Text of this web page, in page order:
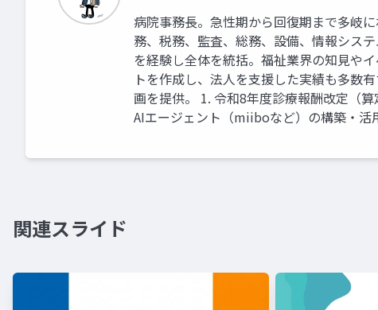
病院事務長。急性期から回復期まで多岐
務、税務、監査、総務、設備、情報シス
を経験し全体を統括。福祉業界の知見や
トを作成し、法人を支援した実績も多数
画を提供。 1. 令和8年度診療報酬改定（
AIエージェント（miiboなど）の構築・活
関連スライド